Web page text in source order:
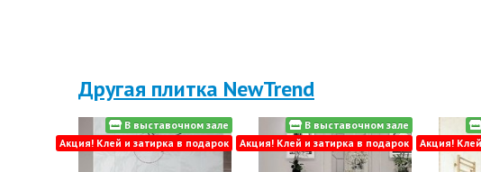
Другая плитка NewTrend
В выставочном зале
Акция! Клей и затирка в подарок
В выставочном зале
Акция! Клей и затирка в подарок
Акция!